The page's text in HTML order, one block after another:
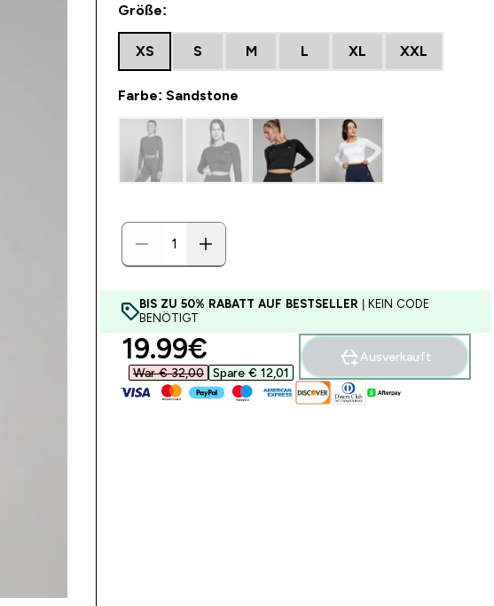
Größe:
XS S M L XL XXL
Farbe: Sandstone
BIS ZU 50% RABATT AUF BESTSELLER | KEIN CODE
BENÖTIGT
discounted price
19.99€‎
War € 32,00‎ Spare € 12,01‎
Ausverkauft